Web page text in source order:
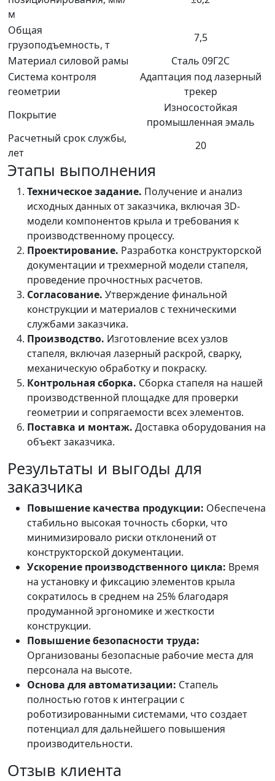
м
Общая
грузоподъемность, т
7,5
Материал силовой рамы
Сталь 09Г2С
Система контроля
геометрии
Адаптация под лазерный
трекер
Покрытие
Износостойкая
промышленная эмаль
Расчетный срок службы,
лет
20
Этапы выполнения
Техническое задание. Получение и анализ
исходных данных от заказчика, включая 3D-
модели компонентов крыла и требования к
производственному процессу.
Проектирование. Разработка конструкторской
документации и трехмерной модели стапеля,
проведение прочностных расчетов.
Согласование. Утверждение финальной
конструкции и материалов с техническими
службами заказчика.
Производство. Изготовление всех узлов
стапеля, включая лазерный раскрой, сварку,
механическую обработку и покраску.
Контрольная сборка. Сборка стапеля на нашей
производственной площадке для проверки
геометрии и сопрягаемости всех элементов.
Поставка и монтаж. Доставка оборудования на
объект заказчика.
Результаты и выгоды для
заказчика
Повышение качества продукции: Обеспечена
стабильно высокая точность сборки, что
минимизировало риски отклонений от
конструкторской документации.
Ускорение производственного цикла: Время
на установку и фиксацию элементов крыла
сократилось в среднем на 25% благодаря
продуманной эргономике и жесткости
конструкции.
Повышение безопасности труда:
Организованы безопасные рабочие места для
персонала на высоте.
Основа для автоматизации: Стапель
полностью готов к интеграции с
роботизированными системами, что создает
потенциал для дальнейшего повышения
производительности.
Отзыв клиента